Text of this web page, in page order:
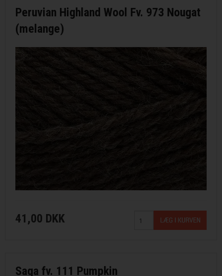
Peruvian Highland Wool Fv. 973 Nougat
(melange)
41,00 DKK
Saga fv. 111 Pumpkin